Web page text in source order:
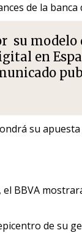
de la banca
su
en
su
BBVA
de su